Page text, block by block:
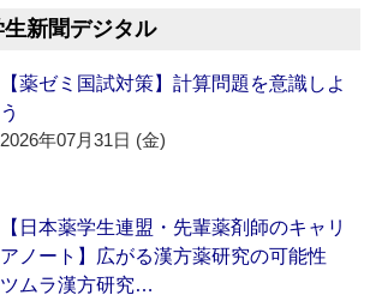
新聞デジタル
【薬ゼミ国試対策】計算問題を意識しよ
う
2026年07月31日 (金)
【日本薬学生連盟・先輩薬剤師のキャリ
アノート】広がる漢方薬研究の可能性
ツムラ漢方研究…